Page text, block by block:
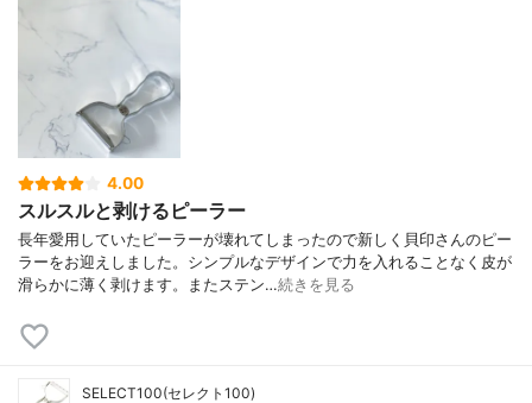
4.00
スルスルと剥けるピーラー
長年愛用していたピーラーが壊れてしまったので新しく貝印さんのピー
ラーをお迎えしました。シンプルなデザインで力を入れることなく皮が
滑らかに薄く剥けます。またステン…続きを見る
SELECT100(セレクト100)